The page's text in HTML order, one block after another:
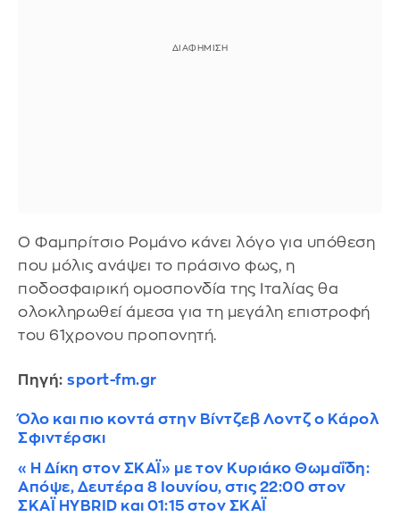
Ο Φαμπρίτσιο Ρομάνο κάνει λόγο για υπόθεση
που μόλις ανάψει το πράσινο φως, η
ποδοσφαιρική ομοσπονδία της Ιταλίας θα
ολοκληρωθεί άμεσα για τη μεγάλη επιστροφή
του 61χρονου προπονητή.
Πηγή: sport-fm.gr
Όλο και πιο κοντά στην Βίντζεβ Λοντζ ο Κάρολ
Σφιντέρσκι
«Η Δίκη στον ΣΚΑΪ» με τον Κυριάκο Θωμαΐδη:
Απόψε, Δευτέρα 8 Ιουνίου, στις 22:00 στον
ΣΚΑΪ HYBRID και 01:15 στον ΣΚΑΪ